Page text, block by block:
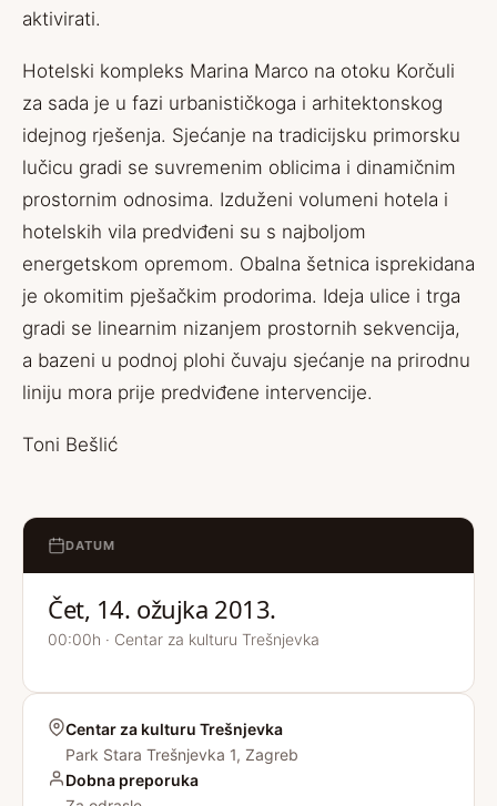
aktivirati.
Hotelski kompleks Marina Marco na otoku Korčuli
za sada je u fazi urbanističkoga i arhitektonskog
idejnog rješenja. Sjećanje na tradicijsku primorsku
lučicu gradi se suvremenim oblicima i dinamičnim
prostornim odnosima. Izduženi volumeni hotela i
hotelskih vila predviđeni su s najboljom
energetskom opremom. Obalna šetnica isprekidana
je okomitim pješačkim prodorima. Ideja ulice i trga
gradi se linearnim nizanjem prostornih sekvencija,
a bazeni u podnoj plohi čuvaju sjećanje na prirodnu
liniju mora prije predviđene intervencije.
Toni Bešlić
DATUM
Čet, 14. ožujka 2013.
00:00h · Centar za kulturu Trešnjevka
Centar za kulturu Trešnjevka
Park Stara Trešnjevka 1, Zagreb
Dobna preporuka